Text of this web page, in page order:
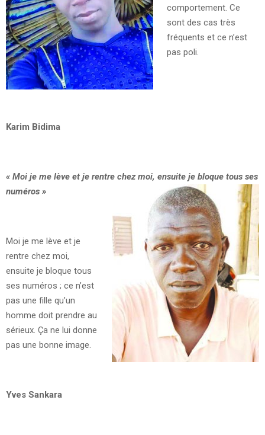
comportement. Ce
sont des cas très
fréquents et ce n’est
pas poli.
Karim Bidima
« Moi je me lève et je rentre chez moi, ensuite je bloque tous ses
numéros »
Moi je me lève et je
rentre chez moi,
ensuite je bloque tous
ses numéros ; ce n’est
pas une fille qu’un
homme doit prendre au
sérieux. Ça ne lui donne
pas une bonne image.
Yves Sankara